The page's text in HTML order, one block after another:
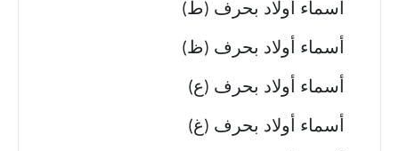
أسماء أولاد بحرف (ط)
أسماء أولاد بحرف (ظ)
أسماء أولاد بحرف (ع)
أسماء أولاد بحرف (غ)